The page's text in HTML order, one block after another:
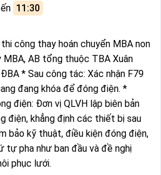
11:30
công thay hoán chuyển MBA non
MBA, AB tổng thuộc TBA Xuân
* Sau công tác: Xác nhận F79
đang khóa để đóng điện. *
điện: Đơn vị QLVH lập biên bản
điện, khẳng định các thiết bị sau
bảo kỹ thuật, điều kiện đóng điện,
tự pha như ban đầu và đề nghị
phục lưới.